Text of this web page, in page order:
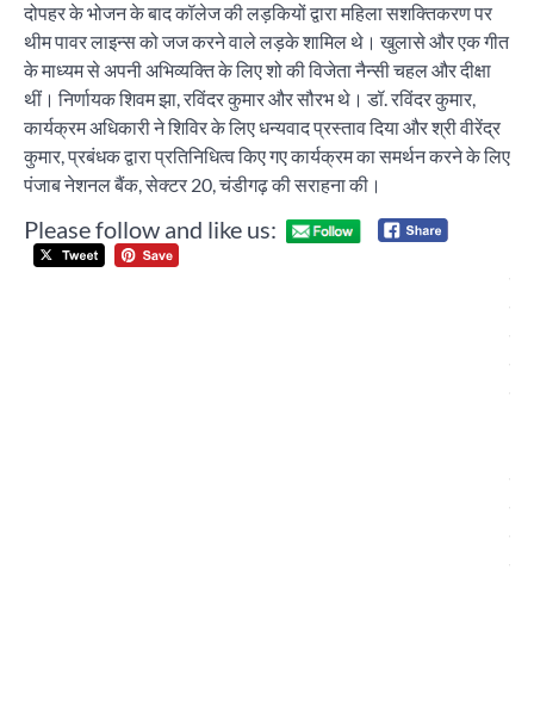
दोपहर के भोजन के बाद कॉलेज की लड़कियों द्वारा महिला सशक्तिकरण पर
थीम पावर लाइन्स को जज करने वाले लड़के शामिल थे। खुलासे और एक गीत
के माध्यम से अपनी अभिव्यक्ति के लिए शो की विजेता नैन्सी चहल और दीक्षा
थीं। निर्णायक शिवम झा, रविंदर कुमार और सौरभ थे। डॉ. रविंदर कुमार,
कार्यक्रम अधिकारी ने शिविर के लिए धन्यवाद प्रस्ताव दिया और श्री वीरेंद्र
कुमार, प्रबंधक द्वारा प्रतिनिधित्व किए गए कार्यक्रम का समर्थन करने के लिए
पंजाब नेशनल बैंक, सेक्टर 20, चंडीगढ़ की सराहना की।
Please follow and like us:
Post